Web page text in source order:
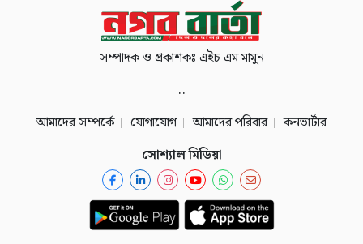
সম্পাদক ও প্রকাশকঃ এইচ এম মামুন
..
আমাদের সম্পর্কে
যোগাযোগ আমাদের পরিবার
কনভার্টার
সোশ্যাল মিডিয়া